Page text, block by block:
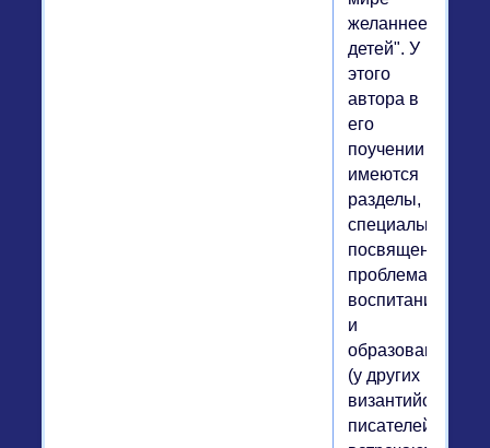
желаннее
детей". У
этого
автора в
его
поучении
имеются
разделы,
специально
посвященные
проблемам
воспитания
и
образования
(у других
византийских
писателей